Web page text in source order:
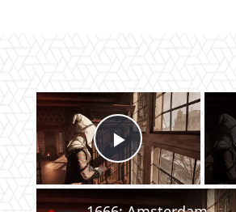
×
Play Video